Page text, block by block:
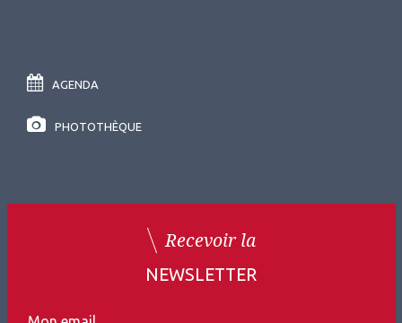
AGENDA
PHOTOTHÈQUE
Recevoir la
NEWSLETTER